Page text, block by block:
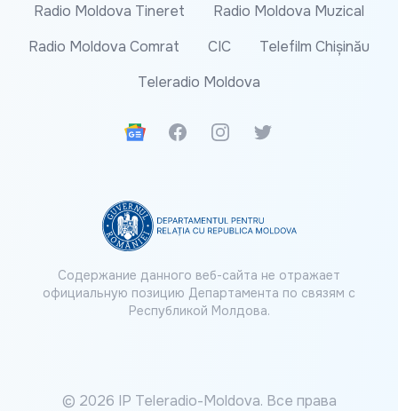
Radio Moldova Tineret
Radio Moldova Muzical
Radio Moldova Comrat
CIC
Telefilm Chișinău
Teleradio Moldova
Google News
FacebookInstagramTwitter
Содержание данного веб-сайта не отражает
официальную позицию Департамента по связям с
Республикой Молдова.
© 2026 IP Teleradio-Moldova. Все права